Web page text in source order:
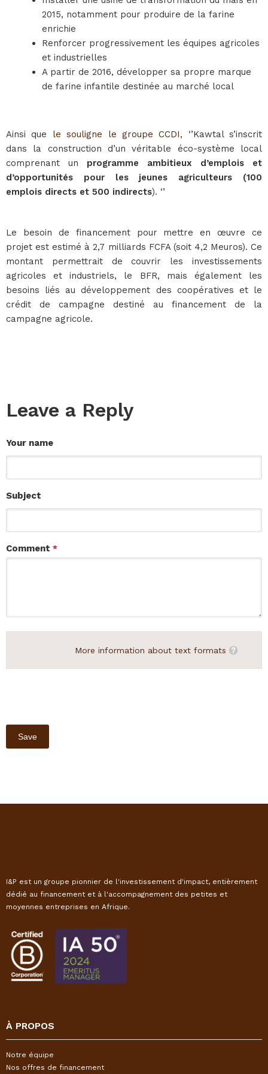
2015, notamment pour produire de la farine
enrichie
Renforcer progressivement les équipes agricoles
et industrielles
A partir de 2016, développer sa propre marque
de farine infantile destinée au marché local
Ainsi que le souligne le groupe CCDI, ‘’Kawtal s’inscrit
dans la construction d’un véritable éco-système local
comprenant un programme ambitieux d’emplois et
d’opportunités pour les jeunes agriculteurs (100
emplois directs et 500 indirects). ‘’
Le besoin de financement pour mettre en œuvre ce
projet est estimé à 2,7 milliards FCFA (soit 4,2 Meuros). Ce
montant permettrait de couvrir les investissements
agricoles et industriels, le BFR, mais également les
besoins liés au développement des coopératives et le
crédit de campagne destiné au financement de la
campagne agricole.
Leave a Reply
Your name
Subject
Comment *
More information about text formats
I&P est un groupe pionnier de l'investissement d'impact, entièrement
dédié au financement et à l'accompagnement des petites et
moyennes entreprises en Afrique.
À PROPOS
Notre équipe
Nos offres de financement